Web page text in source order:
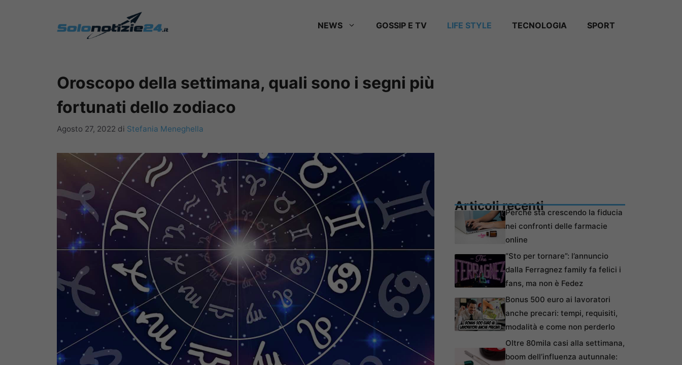
NEWS GOSSIP E TV LIFE STYLE TECNOLOGIA SPORT
Oroscopo della settimana, quali sono i segni più
fortunati dello zodiaco
Agosto 27, 2022 di Stefania Meneghella
Articoli recentiPerché sta crescendo la fiducia
nei confronti delle farmacie
online
“Sto per tornare”: l’annuncio
dalla Ferragnez family fa felici i
fans, ma non è Fedez
Bonus 500 euro ai lavoratori
anche precari: tempi, requisiti,
modalità e come non perderlo
Oltre 80mila casi alla settimana,
boom dell’influenza autunnale: